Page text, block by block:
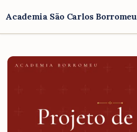
Academia São Carlos Borromeu